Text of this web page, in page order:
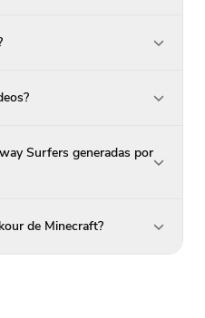
Surfers generadas por
de Minecraft?